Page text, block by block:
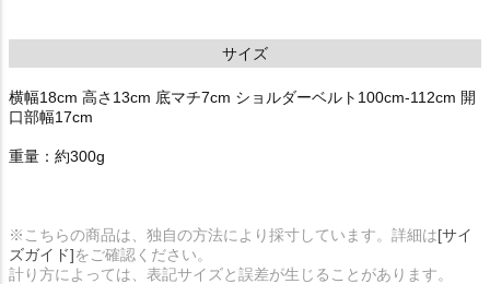
サイズ
横幅18cm 高さ13cm 底マチ7cm ショルダーベルト100cm-112cm 開
口部幅17cm
重量：約300g
※こちらの商品は、独自の方法により採寸しています。詳細は[サイ
ズガイド]をご確認ください。
計り方によっては、表記サイズと誤差が生じることがあります。